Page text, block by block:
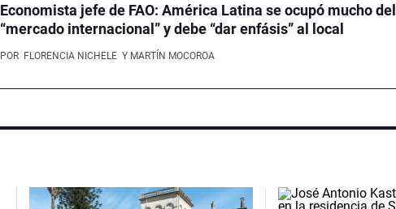
Economista jefe de FAO: América Latina se ocupó mucho del
“mercado internacional” y debe “dar enfásis” al local
POR FLORENCIA NICHELE Y MARTÍN MOCOROA